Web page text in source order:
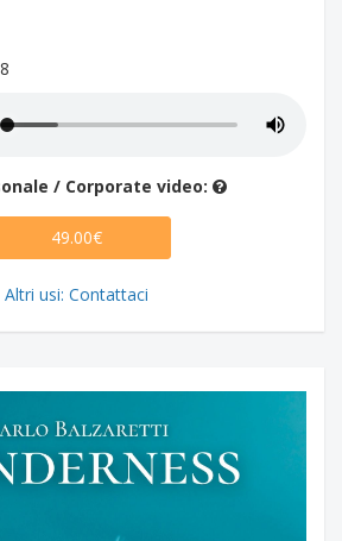
/ Corporate video:
49.00€
Altri usi: Contattaci